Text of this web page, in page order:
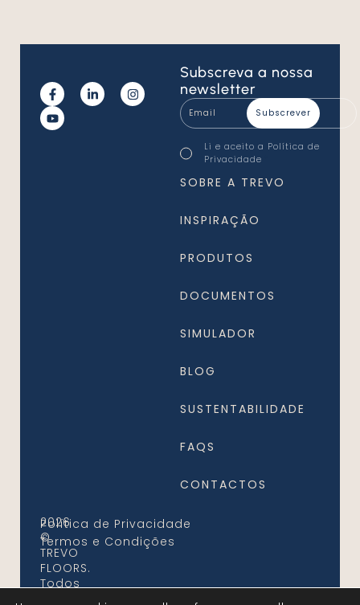
Subscreva a nossa
newsletter
Email
*
Consentimento
*
Li e aceito a Política de
Privacidade
SOBRE A TREVO
INSPIRAÇÃO
PRODUTOS
DOCUMENTOS
SIMULADOR
BLOG
SUSTENTABILIDADE
FAQS
CONTACTOS
2026
©
TREVO
FLOORS.
Todos
Política de Privacidade
Termos e Condições